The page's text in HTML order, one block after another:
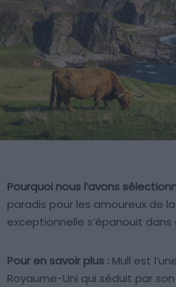
Pourquoi nous l’avons
paradis pour les amoureux de
exceptionnelle s’épanouit
Pour en savoir plus : Mull est
Royaume-Uni qui séduit par